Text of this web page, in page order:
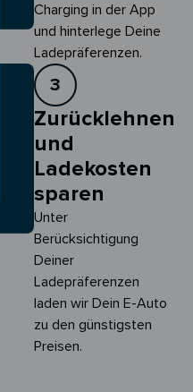
Charging in der App
und hinterlege Deine
Ladepräferenzen.
3
Zurücklehnen
und
Ladekosten
sparen
Unter
Berücksichtigung
Deiner
Ladepräferenzen
laden wir Dein E-Auto
zu den günstigsten
Preisen.